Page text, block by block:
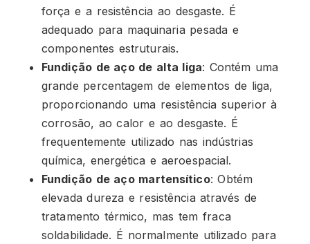
força e a resistência ao desgaste. É
adequado para maquinaria pesada e
componentes estruturais.
Fundição de aço de alta liga: Contém uma
grande percentagem de elementos de liga,
proporcionando uma resistência superior à
corrosão, ao calor e ao desgaste. É
frequentemente utilizado nas indústrias
química, energética e aeroespacial.
Fundição de aço martensítico: Obtém
elevada dureza e resistência através de
tratamento térmico, mas tem fraca
soldabilidade. É normalmente utilizado para